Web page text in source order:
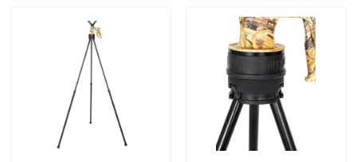
Skontaktuj się z nami
Poprosić o wycenę
Uwaga: